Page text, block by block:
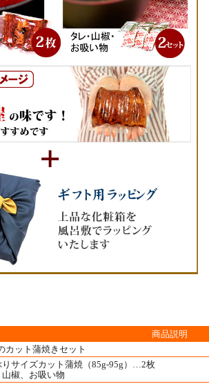
商品説明
カット蒲焼きセット
りサイズカット蒲焼（85g-95g）…2枚
椒、お吸い物